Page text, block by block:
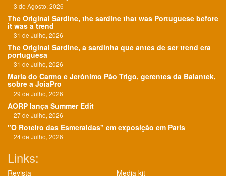
3 de Agosto, 2026
The Original Sardine, the sardine that was Portuguese before
it was a trend
31 de Julho, 2026
The Original Sardine, a sardinha que antes de ser trend era
portuguesa
31 de Julho, 2026
Maria do Carmo e Jerónimo Pão Trigo, gerentes da Balantek,
sobre a JoiaPro
29 de Julho, 2026
AORP lança Summer Edit
27 de Julho, 2026
"O Roteiro das Esmeraldas" em exposição em Paris
24 de Julho, 2026
Links:
Revista Media kit